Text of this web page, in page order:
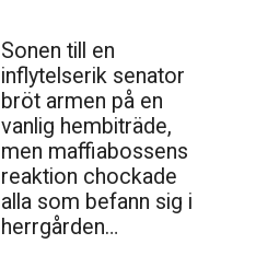
Sonen till en
inflytelserik senator
bröt armen på en
vanlig hembiträde,
men maffiabossens
reaktion chockade
alla som befann sig i
herrgården…